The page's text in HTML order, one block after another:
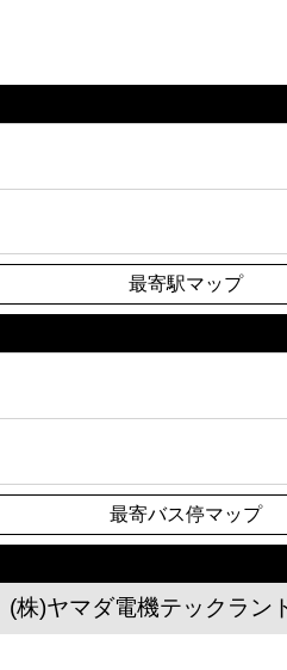
最寄駅マップ
最寄バス停マップ
(株)ヤマダ電機テックラン